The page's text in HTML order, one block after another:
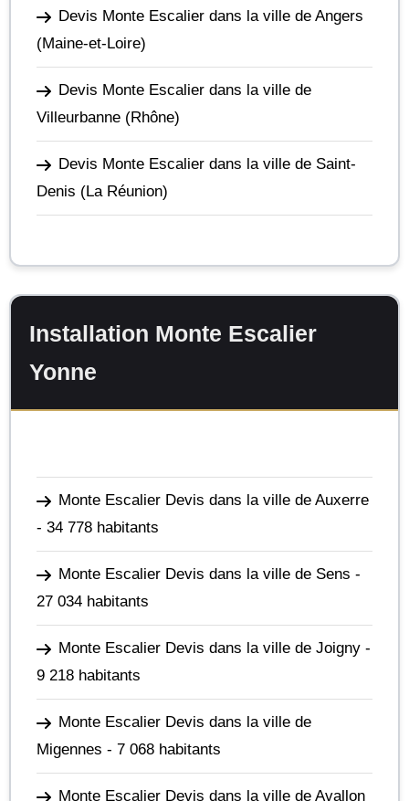
Devis Monte Escalier dans la ville de Angers
(Maine-et-Loire)
Devis Monte Escalier dans la ville de
Villeurbanne (Rhône)
Devis Monte Escalier dans la ville de Saint-
Denis (La Réunion)
Installation Monte Escalier
Yonne
Monte Escalier Devis dans la ville de Auxerre
- 34 778 habitants
Monte Escalier Devis dans la ville de Sens -
27 034 habitants
Monte Escalier Devis dans la ville de Joigny -
9 218 habitants
Monte Escalier Devis dans la ville de
Migennes - 7 068 habitants
Monte Escalier Devis dans la ville de Avallon